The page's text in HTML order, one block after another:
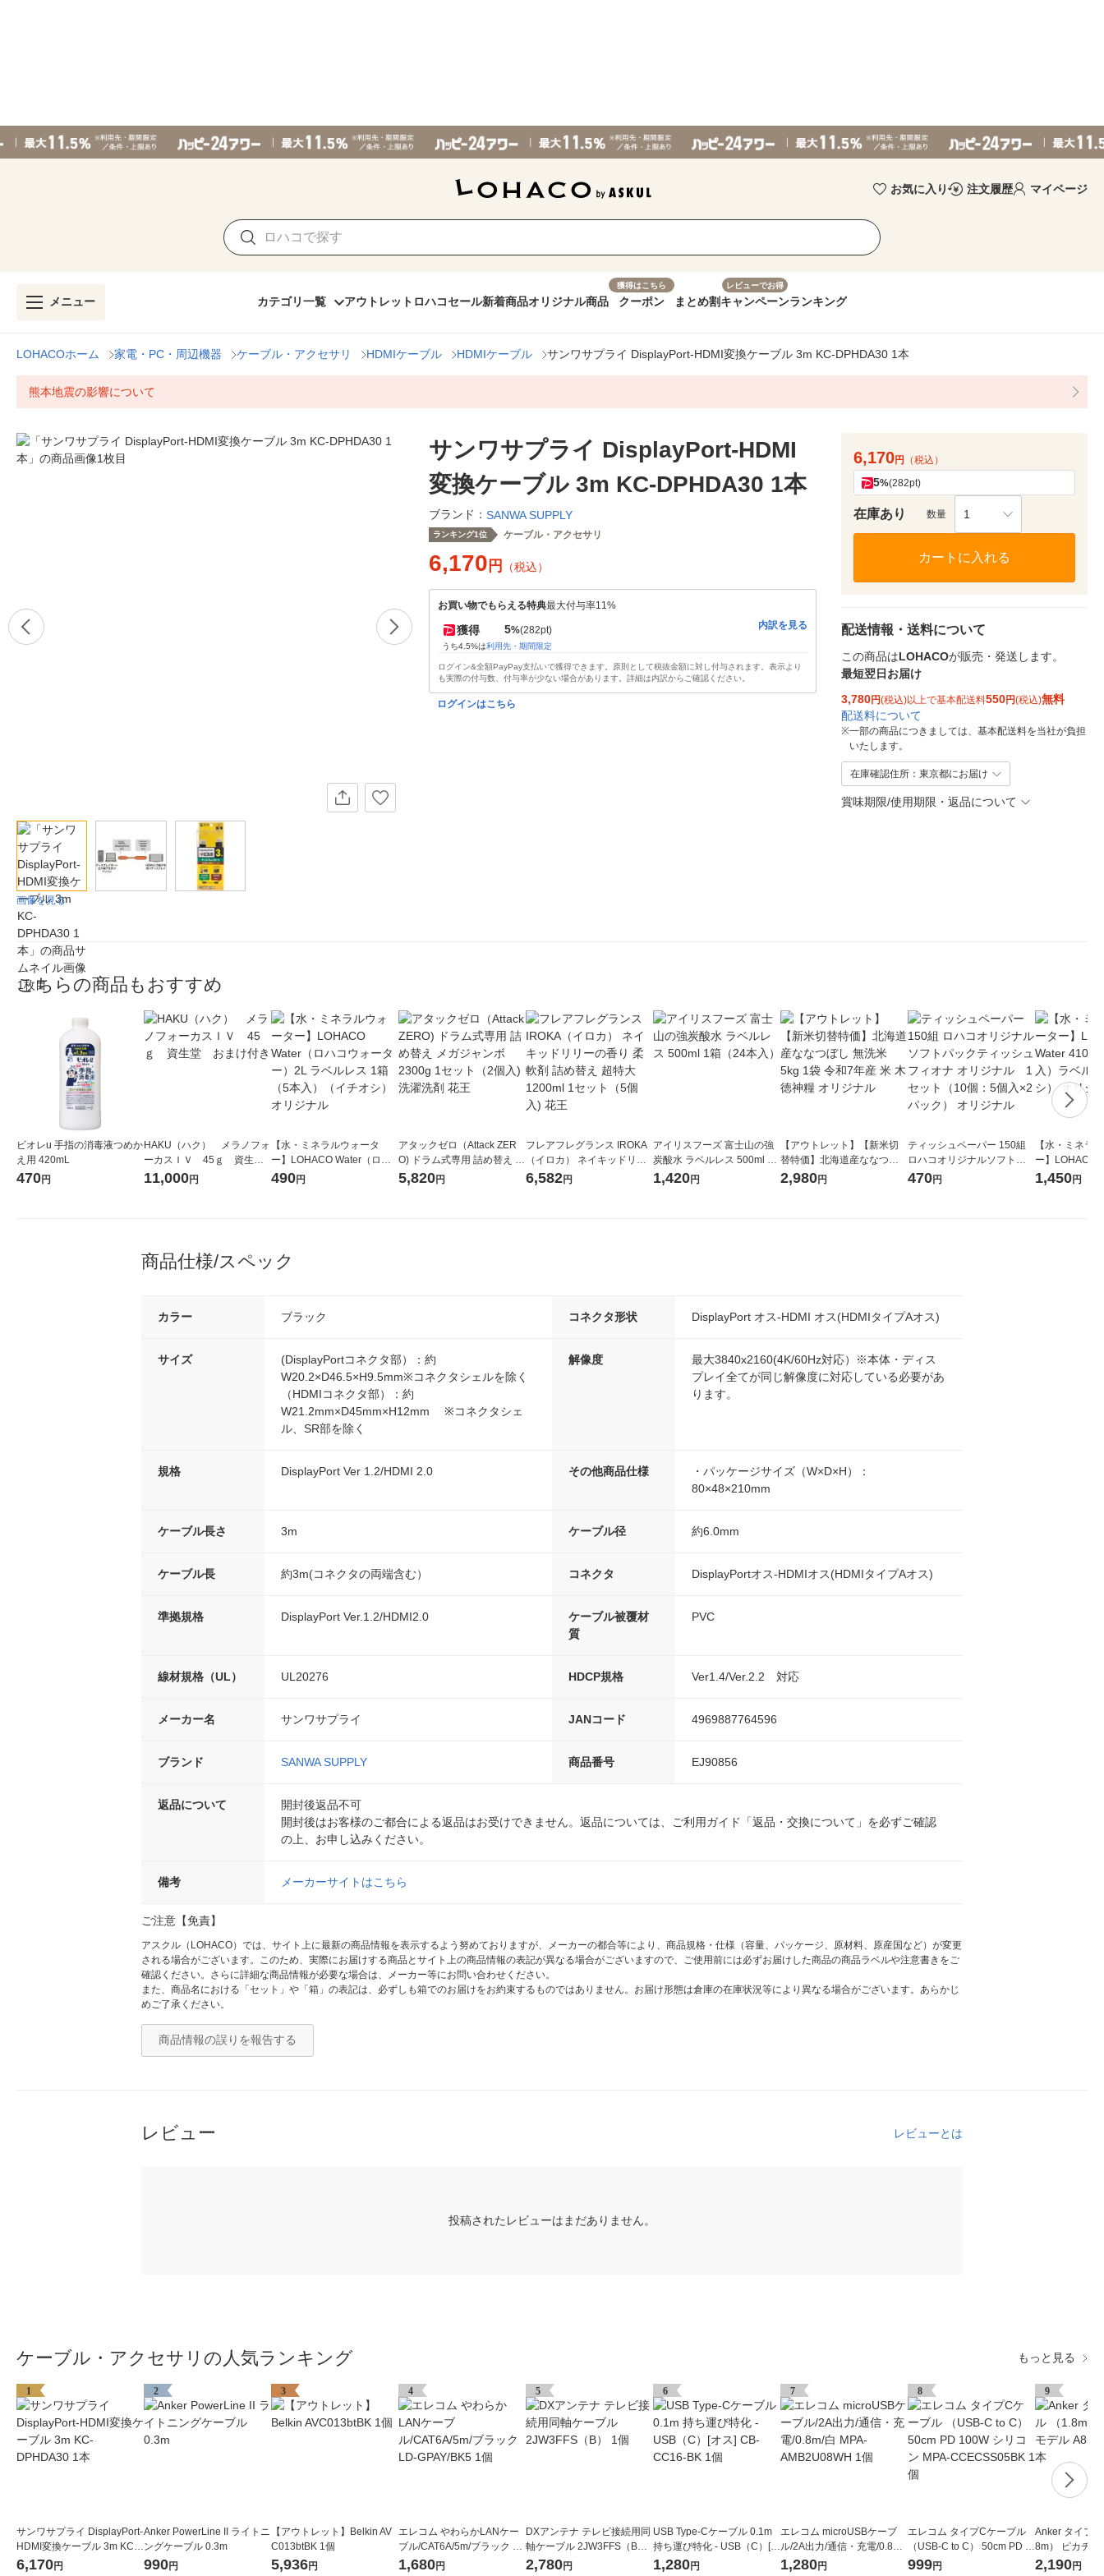
お気に入り 注文履歴 マイページ
メニュー カテゴリ一覧 アウトレット ロハコセール新着商品オリジナル商品
獲得はこちら
クーポン まとめ割
レビューでお得
キャンペーンランキング
LOHACOホーム 家電・PC・周辺機器 ケーブル・アクセサリ HDMIケーブル HDMIケーブル サンワサプライ DisplayPort-HDMI変換ケーブル 3m KC-DPHDA30 1本
熊本地震の影響について
画像を見る
サンワサプライ DisplayPort-HDMI
変換ケーブル 3m KC-DPHDA30 1本
ブランド： SANWA SUPPLY
ランキング1位 ケーブル・アクセサリ
6,170 円 （税込）
お買い物でもらえる特典最大付与率11%
獲得 5%(282pt)
うち4.5%は利用先・期間限定
内訳を見る
ログイン&全額PayPay支払いで獲得できます。原則として税抜金額に対し付与されます。表示より
も実際の付与数、付与率が少ない場合があります。詳細は内訳からご確認ください。
ログインはこちら
6,170円 （税込）
5%(282pt)
在庫あり 数量 1
カートに入れる
配送情報・送料について
この商品はLOHACOが販売・発送します。
最短翌日お届け
3,780円(税込)以上で基本配送料550円(税込)無料
配送料について
※一部の商品につきましては、基本配送料を当社が負担
いたします。
在庫確認住所：東京都にお届け
賞味期限/使用期限・返品について
こちらの商品もおすすめ
ビオレu 手指の消毒液つめか
え用 420mL
470円
HAKU（ハク） メラノフォ
ーカスＩＶ 45ｇ 資生
堂 おまけ付き
11,000円
【水・ミネラルウォータ
ー】LOHACO Water（ロハ
コウォーター）2L ラベルレ
490円
アタックゼロ（Attack ZER
O) ドラム式専用 詰め替え メ
ガジャンボ 2300g 1セット
5,820円
フレアフレグランス IROKA
（イロカ） ネイキッドリリ
ーの香り 柔軟剤 詰め替え 超
6,582円
アイリスフーズ 富士山の強
炭酸水 ラベルレス 500ml 1
箱（24本入）
1,420円
【アウトレット】【新米切
替特価】北海道産ななつぼ
し 無洗米 5kg 1袋 令和7年産
2,980円
ティッシュペーパー 150組
ロハコオリジナルソフトパ
ックティッシュ フィオナ オ
470円
【水・ミネラ
ー】LOHACO
1箱（20本入
1,450円
商品仕様/スペック
カラー ブラック コネクタ形状 DisplayPort オス-HDMI オス(HDMIタイプAオス)
サイズ
(DisplayPortコネクタ部）：約
W20.2×D46.5×H9.5mm※コネクタシェルを除く
（HDMIコネクタ部）：約
W21.2mm×D45mm×H12mm ※コネクタシェ
ル、SR部を除く
解像度
最大3840x2160(4K/60Hz対応）※本体・ディス
プレイ全てが同じ解像度に対応している必要があ
ります。
規格 DisplayPort Ver 1.2/HDMI 2.0 その他商品仕様
・パッケージサイズ（W×D×H）：
80×48×210mm
ケーブル長さ 3m ケーブル径 約6.0mm
ケーブル長 約3m(コネクタの両端含む） コネクタ DisplayPortオス-HDMIオス(HDMIタイプAオス)
準拠規格 DisplayPort Ver.1.2/HDMI2.0
ケーブル被覆材
質
PVC
線材規格（UL） UL20276 HDCP規格 Ver1.4/Ver.2.2 対応
メーカー名 サンワサプライ JANコード 4969887764596
ブランド SANWA SUPPLY 商品番号 EJ90856
返品について
開封後返品不可
開封後はお客様のご都合による返品はお受けできません。返品については、ご利用ガイド「返品・交換について」を必ずご確認
の上、お申し込みください。
備考 メーカーサイトはこちら
ご注意【免責】
アスクル（LOHACO）では、サイト上に最新の商品情報を表示するよう努めておりますが、メーカーの都合等により、商品規格・仕様（容量、パッケージ、原材料、原産国など）が変更
される場合がございます。このため、実際にお届けする商品とサイト上の商品情報の表記が異なる場合がございますので、ご使用前には必ずお届けした商品の商品ラベルや注意書きをご
確認ください。さらに詳細な商品情報が必要な場合は、メーカー等にお問い合わせください。
また、商品名における「セット」や「箱」の表記は、必ずしも箱でのお届けをお約束するものではありません。お届け形態は倉庫の在庫状況等により異なる場合がございます。あらかじ
めご了承ください。
商品情報の誤りを報告する
レビュー レビューとは
投稿されたレビューはまだありません。
ケーブル・アクセサリの人気ランキング もっと見る
1
サンワサプライ DisplayPort-
HDMI変換ケーブル 3m KC-
DPHDA30 1本
6,170円
2
Anker PowerLine II ライトニ
ングケーブル 0.3m
990円
3
【アウトレット】Belkin AV
C013btBK 1個
5,936円
4
エレコム やわらかLANケー
ブル/CAT6A/5m/ブラック LD
-GPAY/BK5 1個
1,680円
5
DXアンテナ テレビ接続用同
軸ケーブル 2JW3FFS（B）
1個
2,780円
6
USB Type-Cケーブル 0.1m
持ち運び特化 - USB（C）[オ
ス] CB-CC16-BK 1個
1,280円
7
エレコム microUSBケーブ
ル/2A出力/通信・充電/0.8m/
白 MPA-AMB2U08WH 1個
1,280円
8
エレコム タイプCケーブル
（USB-C to C） 50cm PD 1
00W シリコン MPA-CCECS
999円
9
Anker タイプC
8m） ピカチュ
53N71ー72 1本
2,190円